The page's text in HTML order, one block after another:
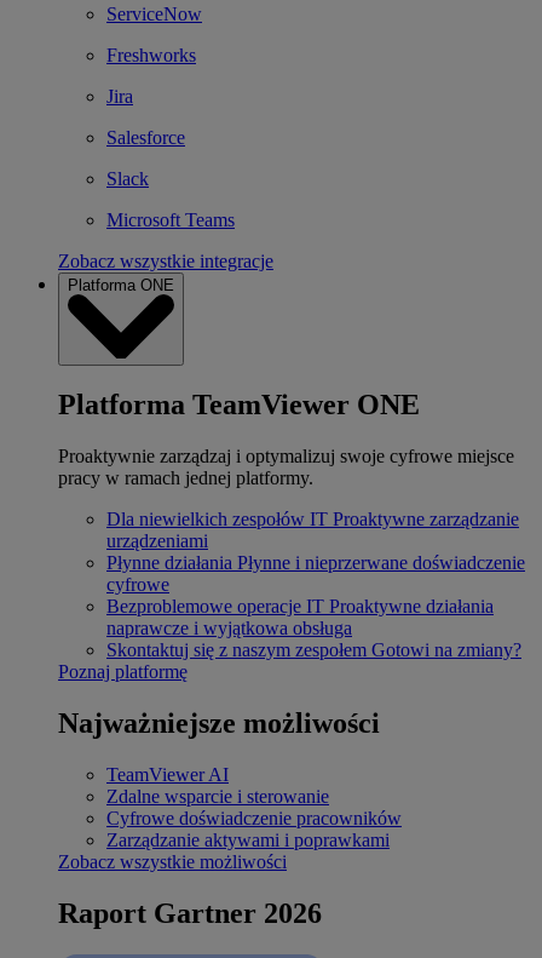
ServiceNow
Freshworks
Jira
Salesforce
Slack
Microsoft Teams
Zobacz wszystkie integracje
Platforma ONE
Platforma TeamViewer ONE
Proaktywnie zarządzaj i optymalizuj swoje cyfrowe miejsce
pracy w ramach jednej platformy.
Dla niewielkich zespołów IT Proaktywne zarządzanie
urządzeniami
Płynne działania Płynne i nieprzerwane doświadczenie
cyfrowe
Bezproblemowe operacje IT Proaktywne działania
naprawcze i wyjątkowa obsługa
Skontaktuj się z naszym zespołem Gotowi na zmiany?
Poznaj platformę
Najważniejsze możliwości
TeamViewer AI
Zdalne wsparcie i sterowanie
Cyfrowe doświadczenie pracowników
Zarządzanie aktywami i poprawkami
Zobacz wszystkie możliwości
Raport Gartner 2026